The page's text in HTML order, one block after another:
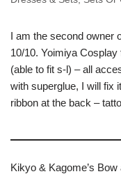
I am the second owner
10/10. Yoimiya
(able to fit s-l) – all
with superglue, I will fix
ribbon at the back –
Kikyo & Kagome’s